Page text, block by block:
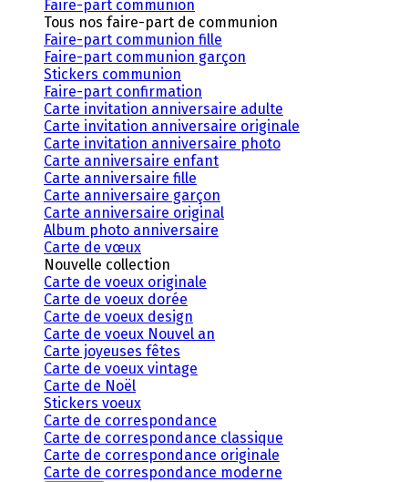
Faire-part communion
Tous nos faire-part de communion
Faire-part communion fille
Faire-part communion garçon
Stickers communion
Faire-part confirmation
Carte invitation anniversaire adulte
Carte invitation anniversaire originale
Carte invitation anniversaire photo
Carte anniversaire enfant
Carte anniversaire fille
Carte anniversaire garçon
Carte anniversaire original
Album photo anniversaire
Carte de vœux
Nouvelle collection
Carte de voeux originale
Carte de voeux dorée
Carte de voeux design
Carte de voeux Nouvel an
Carte joyeuses fêtes
Carte de voeux vintage
Carte de Noël
Stickers voeux
Carte de correspondance
Carte de correspondance classique
Carte de correspondance originale
Carte de correspondance moderne